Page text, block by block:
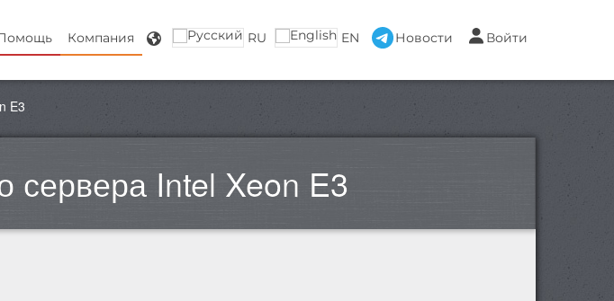
Компания RU EN Новости Войти
E3
сервера Intel Xeon E3